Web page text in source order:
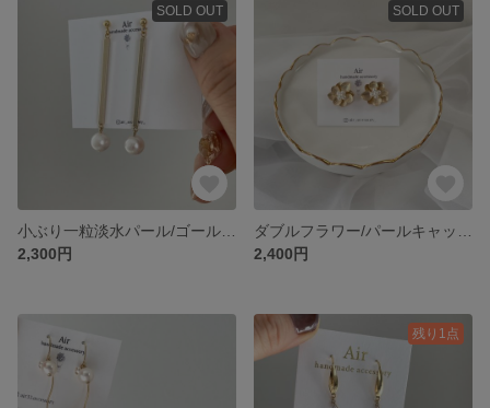
SOLD OUT
2,300円
SOLD OUT
2,400円
残り1点